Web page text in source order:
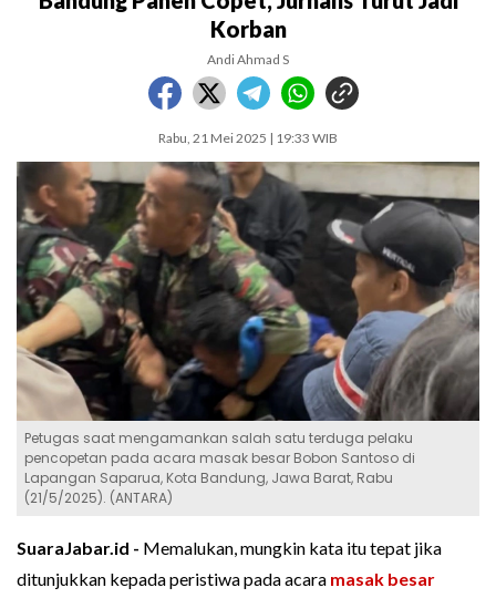
Korban
Andi Ahmad S
Rabu, 21 Mei 2025 | 19:33 WIB
Petugas saat mengamankan salah satu terduga pelaku
pencopetan pada acara masak besar Bobon Santoso di
Lapangan Saparua, Kota Bandung, Jawa Barat, Rabu
(21/5/2025). (ANTARA)
SuaraJabar.id - Memalukan, mungkin kata itu tepat jika
ditunjukkan kepada peristiwa pada acara masak besar